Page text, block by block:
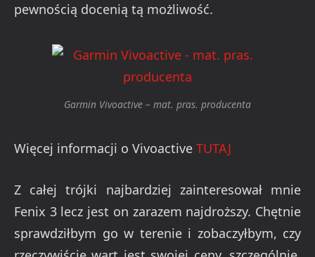
pewnością docenią tą możliwość.
Garmin Vivoactive – mat. pras. producenta
Więcej informacji o Vivoactive TUTAJ
Z całej trójki najbardziej zainteresował mnie
Fenix 3 lecz jest on zarazem najdroższy. Chętnie
sprawdziłbym go w terenie i zobaczyłbym, czy